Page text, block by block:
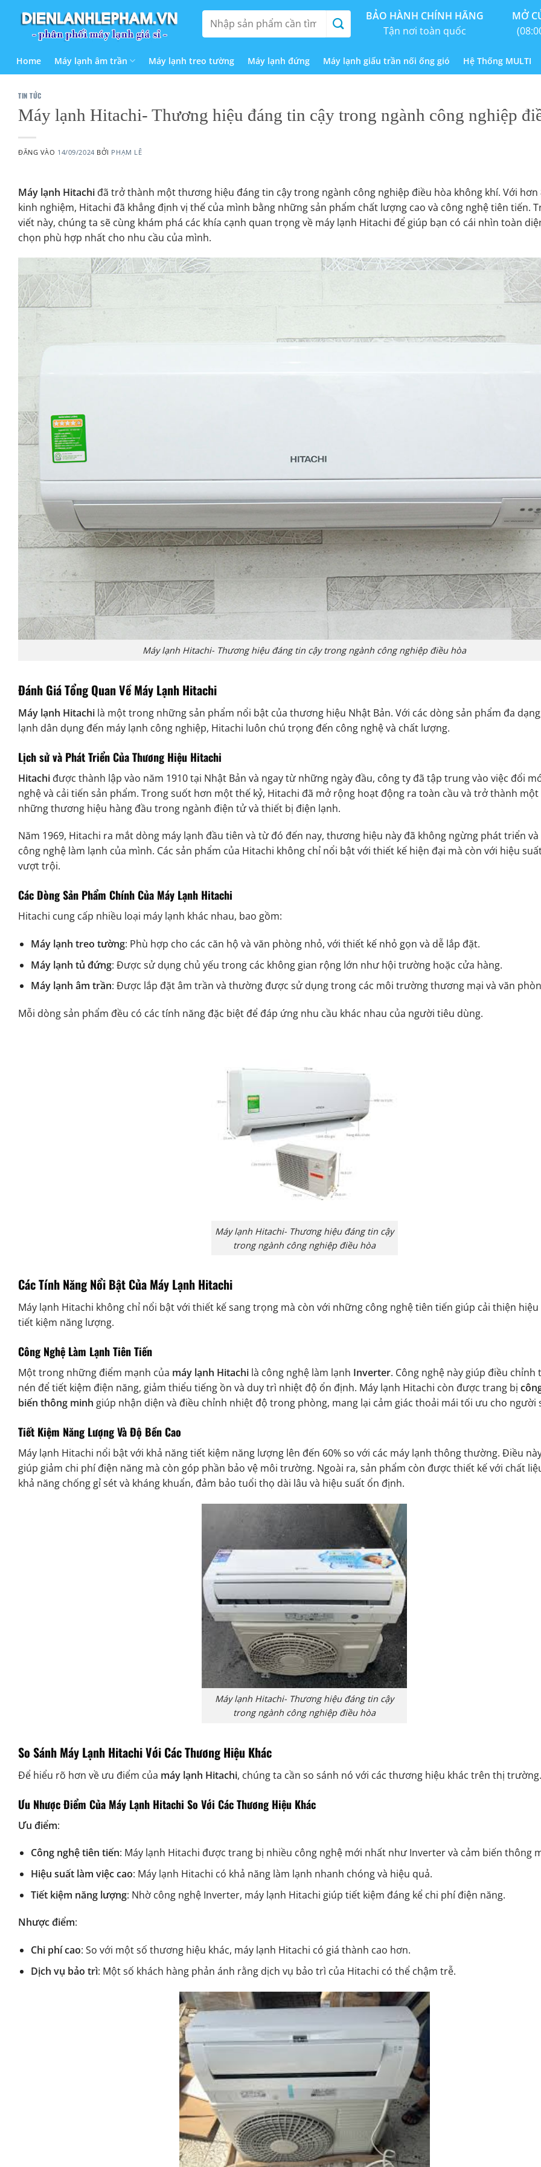
kiếm:
BẢO HÀNH CHÍNH HÃNG
Tận nơi toàn quốc
MỞ
Home Máy lạnh âm trần Máy lạnh treo tường Máy lạnh đứng Máy lạnh giấu trần nối ống gió Hệ Thống MULTI
TIN TỨC
Máy lạnh Hitachi- Thương hiệu đáng tin cậy trong ngành công nghiệp
ĐĂNG VÀO 14/09/2024 BỞI PHẠM LÊ
Máy lạnh Hitachi đã trở thành một thương hiệu đáng tin cậy trong ngành công nghiệp điều hòa không khí. Với hơn
kinh nghiệm, Hitachi đã khẳng định vị thế của mình bằng những sản phẩm chất lượng cao và công nghệ tiên tiến.
viết này, chúng ta sẽ cùng khám phá các khía cạnh quan trọng về máy lạnh Hitachi để giúp bạn có cái nhìn toàn
chọn phù hợp nhất cho nhu cầu của mình.
Máy lạnh Hitachi- Thương hiệu đáng tin cậy trong ngành công nghiệp điều hòa
Đánh Giá Tổng Quan Về Máy Lạnh Hitachi
Máy lạnh Hitachi là một trong những sản phẩm nổi bật của thương hiệu Nhật Bản. Với các dòng sản phẩm đa
lạnh dân dụng đến máy lạnh công nghiệp, Hitachi luôn chú trọng đến công nghệ và chất lượng.
Lịch sử và Phát Triển Của Thương Hiệu Hitachi
Hitachi được thành lập vào năm 1910 tại Nhật Bản và ngay từ những ngày đầu, công ty đã tập trung vào việc đổi
nghệ và cải tiến sản phẩm. Trong suốt hơn một thế kỷ, Hitachi đã mở rộng hoạt động ra toàn cầu và trở thành
những thương hiệu hàng đầu trong ngành điện tử và thiết bị điện lạnh.
Năm 1969, Hitachi ra mắt dòng máy lạnh đầu tiên và từ đó đến nay, thương hiệu này đã không ngừng phát triển và
công nghệ làm lạnh của mình. Các sản phẩm của Hitachi không chỉ nổi bật với thiết kế hiện đại mà còn với hiệu
vượt trội.
Các Dòng Sản Phẩm Chính Của Máy Lạnh Hitachi
Hitachi cung cấp nhiều loại máy lạnh khác nhau, bao gồm:
Máy lạnh treo tường: Phù hợp cho các căn hộ và văn phòng nhỏ, với thiết kế nhỏ gọn và dễ lắp đặt.
Máy lạnh tủ đứng: Được sử dụng chủ yếu trong các không gian rộng lớn như hội trường hoặc cửa hàng.
Máy lạnh âm trần: Được lắp đặt âm trần và thường được sử dụng trong các môi trường thương mại và văn
Mỗi dòng sản phẩm đều có các tính năng đặc biệt để đáp ứng nhu cầu khác nhau của người tiêu dùng.
Máy lạnh Hitachi- Thương hiệu đáng tin cậy
trong ngành công nghiệp điều hòa
Các Tính Năng Nổi Bật Của Máy Lạnh Hitachi
Máy lạnh Hitachi không chỉ nổi bật với thiết kế sang trọng mà còn với những công nghệ tiên tiến giúp cải thiện hiệu
tiết kiệm năng lượng.
Công Nghệ Làm Lạnh Tiên Tiến
Một trong những điểm mạnh của máy lạnh Hitachi là công nghệ làm lạnh Inverter. Công nghệ này giúp điều chỉnh
nén để tiết kiệm điện năng, giảm thiểu tiếng ồn và duy trì nhiệt độ ổn định. Máy lạnh Hitachi còn được trang bị
biến thông minh giúp nhận diện và điều chỉnh nhiệt độ trong phòng, mang lại cảm giác thoải mái tối ưu cho người
Tiết Kiệm Năng Lượng Và Độ Bền Cao
Máy lạnh Hitachi nổi bật với khả năng tiết kiệm năng lượng lên đến 60% so với các máy lạnh thông thường. Điều
giúp giảm chi phí điện năng mà còn góp phần bảo vệ môi trường. Ngoài ra, sản phẩm còn được thiết kế với chất
khả năng chống gỉ sét và kháng khuẩn, đảm bảo tuổi thọ dài lâu và hiệu suất ổn định.
Máy lạnh Hitachi- Thương hiệu đáng tin cậy
trong ngành công nghiệp điều hòa
So Sánh Máy Lạnh Hitachi Với Các Thương Hiệu Khác
Để hiểu rõ hơn về ưu điểm của máy lạnh Hitachi, chúng ta cần so sánh nó với các thương hiệu khác trên thị trường.
Ưu Nhược Điểm Của Máy Lạnh Hitachi So Với Các Thương Hiệu Khác
Ưu điểm:
Công nghệ tiên tiến: Máy lạnh Hitachi được trang bị nhiều công nghệ mới nhất như Inverter và cảm biến thông
Hiệu suất làm việc cao: Máy lạnh Hitachi có khả năng làm lạnh nhanh chóng và hiệu quả.
Tiết kiệm năng lượng: Nhờ công nghệ Inverter, máy lạnh Hitachi giúp tiết kiệm đáng kể chi phí điện năng.
Nhược điểm:
Chi phí cao: So với một số thương hiệu khác, máy lạnh Hitachi có giá thành cao hơn.
Dịch vụ bảo trì: Một số khách hàng phản ánh rằng dịch vụ bảo trì của Hitachi có thể chậm trễ.